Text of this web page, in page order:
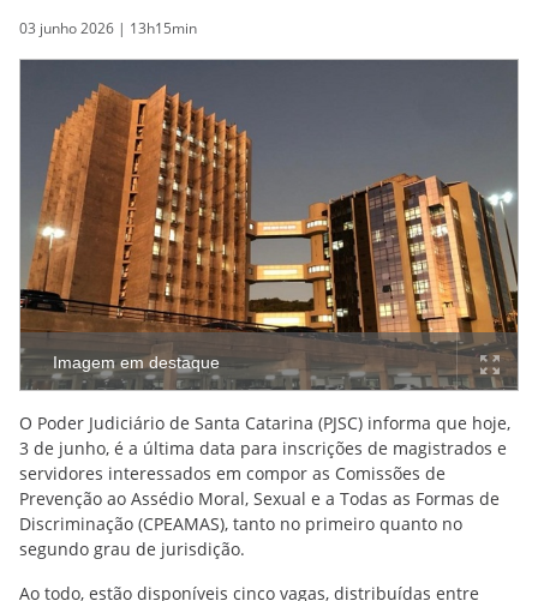
03 junho 2026 | 13h15min
Imagem em destaque
O Poder Judiciário de Santa Catarina (PJSC) informa que hoje,
3 de junho, é a última data para inscrições de magistrados e
servidores interessados em compor as Comissões de
Prevenção ao Assédio Moral, Sexual e a Todas as Formas de
Discriminação (CPEAMAS), tanto no primeiro quanto no
segundo grau de jurisdição.
Ao todo, estão disponíveis cinco vagas, distribuídas entre